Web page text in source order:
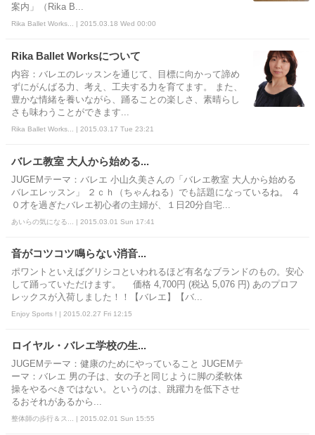
案内」（Rika B...
Rika Ballet Works... | 2015.03.18 Wed 00:00
Rika Ballet Worksについて
内容：バレエのレッスンを通じて、目標に向かって諦め
ずにがんばる力、考え、工夫する力を育てます。 また、
豊かな情緒を養いながら、踊ることの楽しさ、素晴らし
さも味わうことができます...
Rika Ballet Works... | 2015.03.17 Tue 23:21
バレエ教室 大人から始める...
JUGEMテーマ：バレエ 小山久美さんの「バレエ教室 大人から始める
バレエレッスン」 ２ｃｈ（ちゃんねる）でも話題になっているね。 ４
０才を過ぎたバレエ初心者の主婦が、１日20分自宅...
あいらの気になる... | 2015.03.01 Sun 17:41
音がコツコツ鳴らない消音...
ポワントといえばグリシコといわれるほど有名なブランドのもの。安心
して踊っていただけます。 価格 4,700円 (税込 5,076 円) あのプロフ
レックスが入荷しました！！【バレエ】【バ...
Enjoy Sports ! | 2015.02.27 Fri 12:15
ロイヤル・バレエ学校の生...
JUGEMテーマ：健康のためにやっていること JUGEMテ
ーマ：バレエ 男の子は、女の子と同じように脚の柔軟体
操をやるべきではない。というのは、跳躍力を低下させ
るおそれがあるから...
整体師の歩行＆ス... | 2015.02.01 Sun 15:55